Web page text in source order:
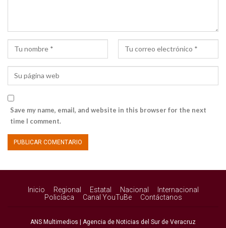
Save my name, email, and website in this browser for the next
time I comment.
Inicio Regional Estatal Nacional
Internacional
Policíaca
Canal YouTuBe Contáctanos
ANS Multimedios | Agencia de Noticias del Sur de Veracruz